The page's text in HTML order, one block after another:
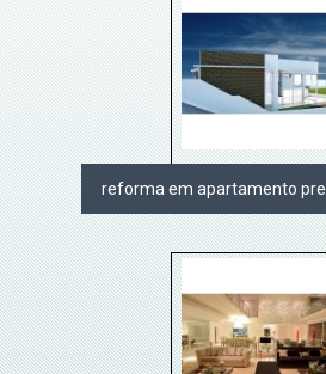
reforma em apartamento